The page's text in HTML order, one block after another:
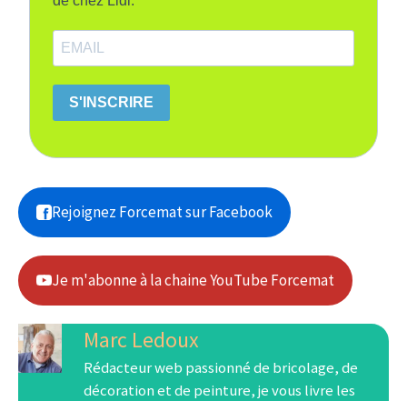
S'INSCRIRE
Rejoignez Forcemat sur Facebook
Je m'abonne à la chaine YouTube Forcemat
Marc Ledoux
Rédacteur web passionné de bricolage, de
décoration et de peinture, je vous livre les